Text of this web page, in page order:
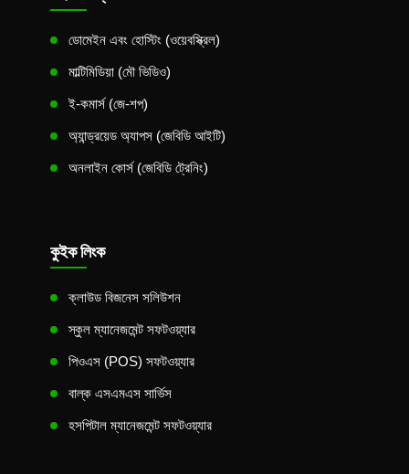
ডোমেইন এবং হোস্টিং (ওয়েবস্ক্রিল)
মাল্টিমিডিয়া (মৌ ভিডিও)
ই-কমার্স (জে-শপ)
অ্যান্ড্রয়েড অ্যাপস (জেবিডি আইটি)
অনলাইন কোর্স (জেবিডি ট্রেনিং)
কুইক লিংক
ক্লাউড বিজনেস সলিউশন
স্কুল ম্যানেজমেন্ট সফটওয়্যার
পিওএস (POS) সফটওয়্যার
বাল্ক এসএমএস সার্ভিস
হসপিটাল ম্যানেজমেন্ট সফটওয়্যার